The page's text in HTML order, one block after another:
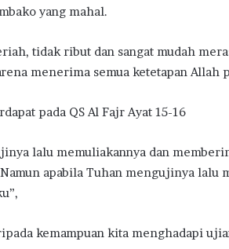
yang mahal.
tidak ribut dan sangat mudah
menerima semua ketetapan Allah
pada QS Al Fajr Ayat 15-16
lalu memuliakannya dan
apabila Tuhan mengujinya lalu
kemampuan kita menghadapi